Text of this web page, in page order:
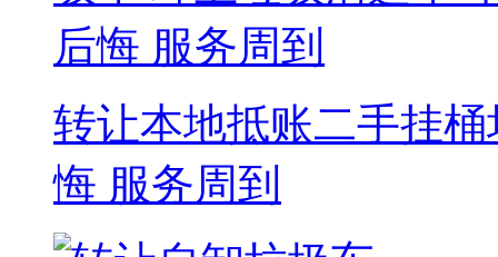
转让本地抵账二手挂
悔 服务周到